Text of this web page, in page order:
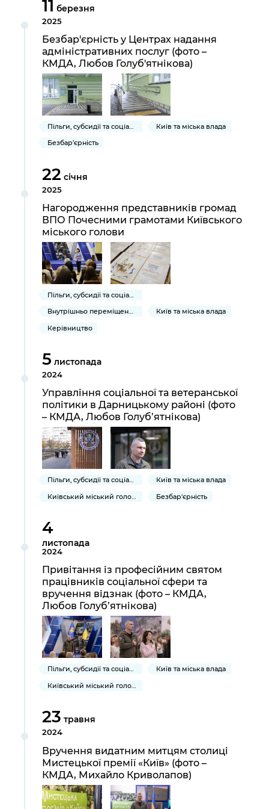
Підприємства, установи, організації
Kyiv International Relations
Річні звіти
Гендерна політика
Безбар'єрність
Київська міська військова адміністрація
Портал Захисників та Захисниць
Безбар'єрність
Портал послуг
Міський застосунок Київ Цифровий
Важливе під час воєнного стану
Уряд» – місцевий рівень»
Важливе під час воєнного стану
Про відкриті дані
Портал даних Києва
Публічні дашборди
11 березня
2025
Безбар'єрність у Центрах надання
адміністративних послуг (фото –
КМДА, Любов Голуб'ятнікова)
Пільги, субсидії та соціальний захист
Київ та міська влада
Безбар'єрність
22 січня
2025
Нагородження представників громад
ВПО Почесними грамотами Київського
міського голови
Пільги, субсидії та соціальний захист
Внутрішньо переміщеним громадянам України
Київ та міська влада
Керівництво
5 листопада
2024
Управління соціальної та ветеранської
політики в Дарницькому районі (фото
– КМДА, Любов Голуб’ятнікова)
Пільги, субсидії та соціальний захист
Київ та міська влада
Київський міський голова
Безбар'єрність
4
листопада
2024
Привітання із професійним святом
працівників соціальної сфери та
вручення відзнак (фото – КМДА,
Любов Голуб’ятнікова)
Пільги, субсидії та соціальний захист
Київ та міська влада
Київський міський голова
23 травня
2024
Вручення видатним митцям столиці
Мистецької премії «Київ» (фото –
КМДА, Михайло Криволапов)